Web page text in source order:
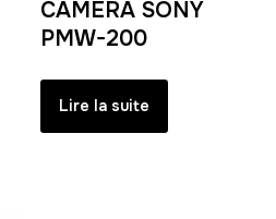
CAMERA SONY
PMW-200
Lire la suite